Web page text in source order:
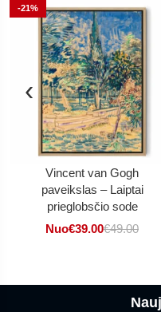
‹
-21%
Vincent van Gogh
paveikslas – Laiptai
prieglobsčio sode
Nuo€39.00€49.00